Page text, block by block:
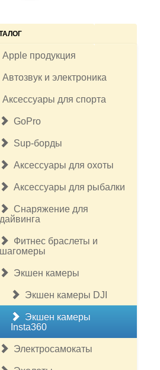
Apple продукция
Автозвук и электроника
Аксессуары для спорта
GoPro
Sup-борды
Аксессуары для охоты
Аксессуары для рыбалки
Снаряжение для
дайвинга
Фитнес браслеты и
шагомеры
Экшен камеры
Экшен камеры DJI
Экшен камеры
Insta360
Электросамокаты